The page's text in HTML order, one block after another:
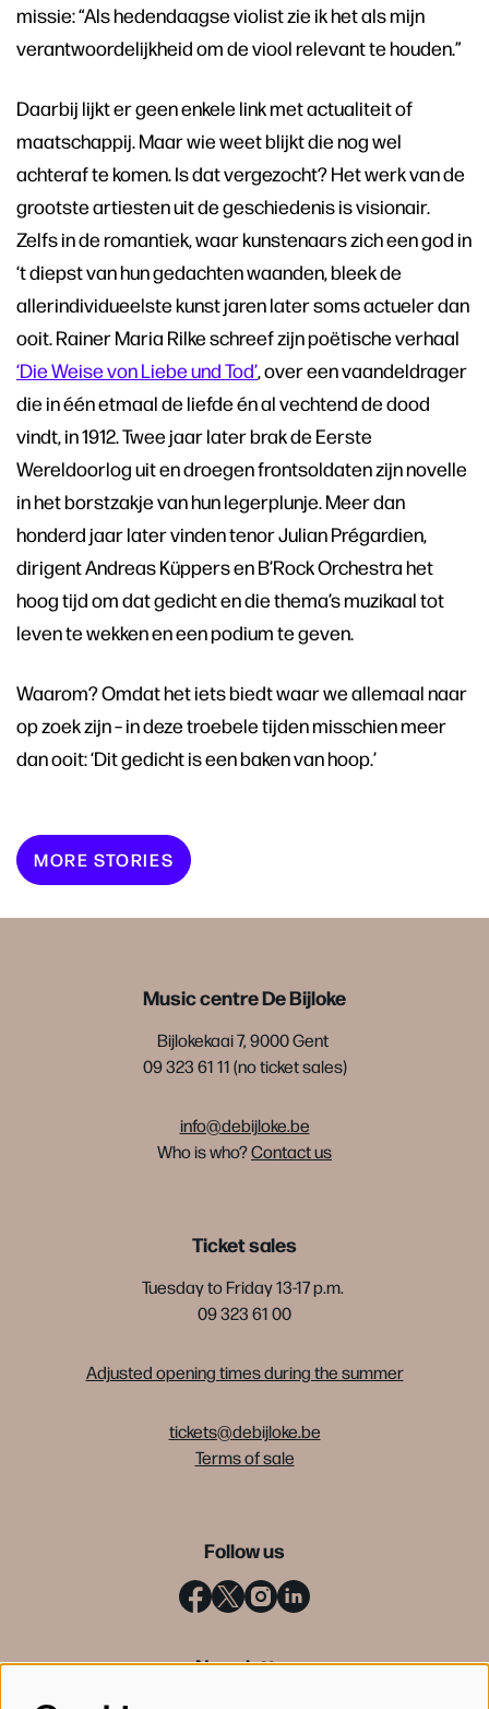
missie: “Als hedendaagse violist zie ik het als mijn
verantwoordelijkheid om de viool relevant te houden.”
Daarbij lijkt er geen enkele link met actualiteit of
maatschappij. Maar wie weet blijkt die nog wel
achteraf te komen. Is dat vergezocht? Het werk van de
grootste artiesten uit de geschiedenis is visionair.
Zelfs in de romantiek, waar kunstenaars zich een god in
‘t diepst van hun gedachten waanden, bleek de
allerindividueelste kunst jaren later soms actueler dan
ooit. Rainer Maria Rilke schreef zijn poëtische verhaal
‘Die Weise von Liebe und Tod’, over een vaandeldrager
die in één etmaal de liefde én al vechtend de dood
vindt, in 1912. Twee jaar later brak de Eerste
Wereldoorlog uit en droegen frontsoldaten zijn novelle
in het borstzakje van hun legerplunje. Meer dan
honderd jaar later vinden tenor Julian Prégardien,
dirigent Andreas Küppers en B’Rock Orchestra het
hoog tijd om dat gedicht en die thema’s muzikaal tot
leven te wekken en een podium te geven.
Waarom? Omdat het iets biedt waar we allemaal naar
op zoek zijn – in deze troebele tijden misschien meer
dan ooit: ‘Dit gedicht is een baken van hoop.’
MORE STORIES
Music centre De Bijloke
Bijlokekaai 7, 9000 Gent
09 323 61 11 (no ticket sales)
info@debijloke.be
Who is who?Contact us
Ticket sales
Tuesday to Friday 13-17 p.m.
09 323 61 00
Adjusted opening times during the summer
tickets@debijloke.be
Terms of sale
Follow us
Newsletter